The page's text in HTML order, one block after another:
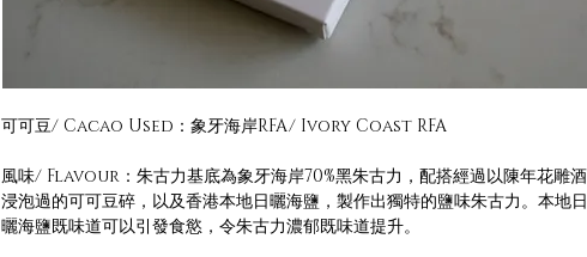
可可豆/ Cacao Used：象牙海岸RFA/ Ivory Coast RFA
風味/ Flavour：朱古力基底為象牙海岸70%黑朱古力，配搭經過以陳年花雕酒
浸泡過的可可豆碎，以及香港本地日曬海鹽，製作出獨特的鹽味朱古力。本地日
曬海鹽既味道可以引發食慾，令朱古力濃郁既味道提升。